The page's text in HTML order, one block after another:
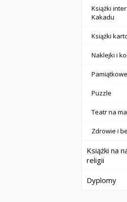
Książki
Kakadu
Książki
Naklejki i
Puzzle
Teatr na
Zdrowie i
Książki na
religii
Dyplomy